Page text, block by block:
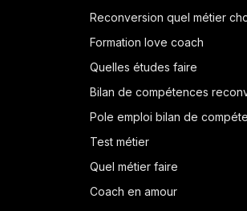
Reconversion quel métier
Formation love coach
Quelles études faire
Bilan de compétences
Pole emploi bilan de
Test métier
Quel métier faire
Coach en amour